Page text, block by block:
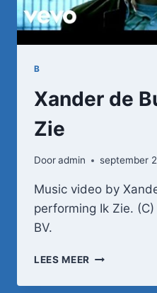
B
Xander de
Zie
Dooradmin september
Music video by
performing Ik Zie.
BV.
LEES MEER XANDER
BUISONJÉ